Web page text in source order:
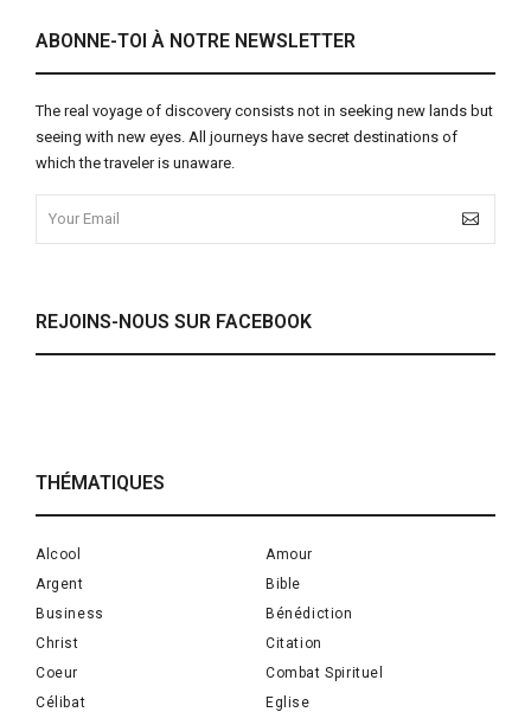
ABONNE-TOI À NOTRE NEWSLETTER
The real voyage of discovery consists not in seeking new lands but
seeing with new eyes. All journeys have secret destinations of
which the traveler is unaware.
REJOINS-NOUS SUR FACEBOOK
THÉMATIQUES
Alcool
Amour
Argent
Bible
Business
Bénédiction
Christ
Citation
Coeur
Combat Spirituel
Célibat
Eglise